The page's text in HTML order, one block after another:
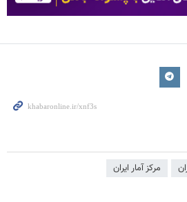
مرکز آمار ایران